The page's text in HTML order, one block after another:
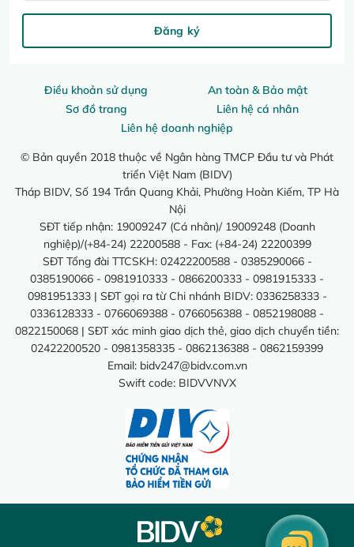
Điều khoản sử dụng
An toàn & Bảo mật
Sơ đồ trang
Liên hệ cá nhân
Liên hệ doanh nghiệp
© Bản quyền 2018 thuộc về Ngân hàng TMCP Đầu tư và Phát
triển Việt Nam (BIDV)
Tháp BIDV, Số 194 Trần Quang Khải, Phường Hoàn Kiếm, TP Hà
Nội
SĐT tiếp nhận: 19009247 (Cá nhân)/ 19009248 (Doanh
nghiệp)/(+84-24) 22200588 - Fax: (+84-24) 22200399
SĐT Tổng đài TTCSKH: 02422200588 - 0385290066 -
0385190066 - 0981910333 - 0866200333 - 0981915333 -
0981951333 | SĐT gọi ra từ Chi nhánh BIDV: 0336258333 -
0336128333 - 0766069388 - 0766056388 - 0852198088 -
0822150068 | SĐT xác minh giao dịch thẻ, giao dịch chuyển tiền:
02422200520 - 0981358335 - 0862136388 - 0862159399
Email: bidv247@bidv.com.vn
Swift code: BIDVVNVX
Đăng ký